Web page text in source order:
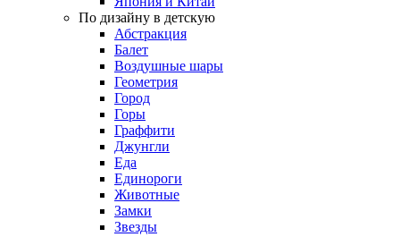
По дизайну в детскую
Абстракция
Балет
Воздушные шары
Геометрия
Город
Горы
Граффити
Джунгли
Еда
Единороги
Животные
Замки
Звезды